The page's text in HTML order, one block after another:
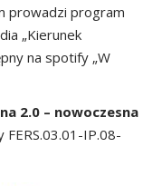
prowadzi program
„Kierunek
na spotify „W
2.0 – nowoczesna
FERS.03.01-IP.08-